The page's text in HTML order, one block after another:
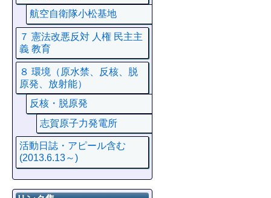
航空自衛隊小松基地
７ 憲法改悪反対 人権 民主主
義 教育
８ 環境（原水禁、反核、脱
原発、放射能）
反核・脱原発
志賀原子力発電所
活動日誌・アピール含む
(2013.6.13～)